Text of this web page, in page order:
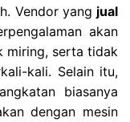
Vendor yang jual
akan
miring, serta tidak
kali. Selain itu,
biasanya
dengan mesin